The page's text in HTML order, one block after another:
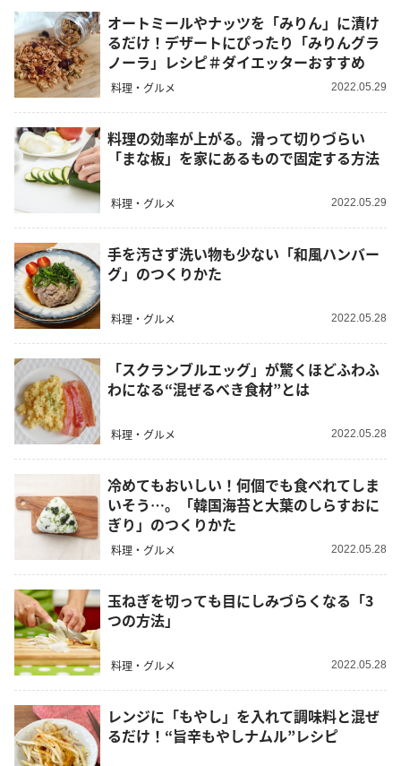
オートミールやナッツを「みりん」に漬け
るだけ！デザートにぴったり「みりんグラ
ノーラ」レシピ＃ダイエッターおすすめ
料理・グルメ 2022.05.29
料理の効率が上がる。滑って切りづらい
「まな板」を家にあるもので固定する方法
料理・グルメ 2022.05.29
手を汚さず洗い物も少ない「和風ハンバー
グ」のつくりかた
料理・グルメ 2022.05.28
「スクランブルエッグ」が驚くほどふわふ
わになる“混ぜるべき食材”とは
料理・グルメ 2022.05.28
冷めてもおいしい！何個でも食べれてしま
いそう…。「韓国海苔と大葉のしらすおに
ぎり」のつくりかた
料理・グルメ 2022.05.28
玉ねぎを切っても目にしみづらくなる「3
つの方法」
料理・グルメ 2022.05.28
レンジに「もやし」を入れて調味料と混ぜ
るだけ！“旨辛もやしナムル”レシピ